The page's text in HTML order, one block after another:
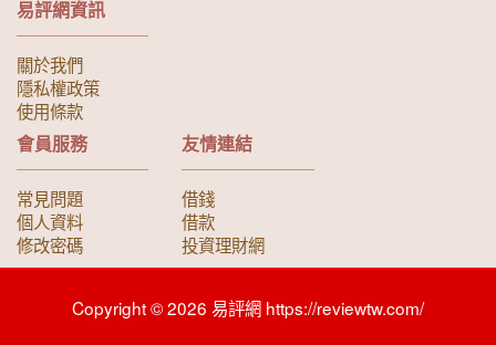
易評網資訊
關於我們
隱私權政策
使用條款
會員服務
常見問題
個人資料
修改密碼
友情連結
借錢
借款
投資理財網
Copyright © 2026 易評網 https://reviewtw.com/